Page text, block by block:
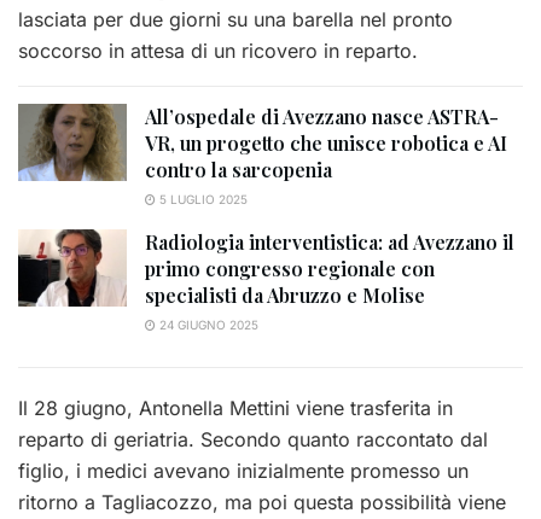
lasciata per due giorni su una barella nel pronto
soccorso in attesa di un ricovero in reparto.
All’ospedale di Avezzano nasce ASTRA-
VR, un progetto che unisce robotica e AI
contro la sarcopenia
5 LUGLIO 2025
Radiologia interventistica: ad Avezzano il
primo congresso regionale con
specialisti da Abruzzo e Molise
24 GIUGNO 2025
Il 28 giugno, Antonella Mettini viene trasferita in
reparto di geriatria. Secondo quanto raccontato dal
figlio, i medici avevano inizialmente promesso un
ritorno a Tagliacozzo, ma poi questa possibilità viene